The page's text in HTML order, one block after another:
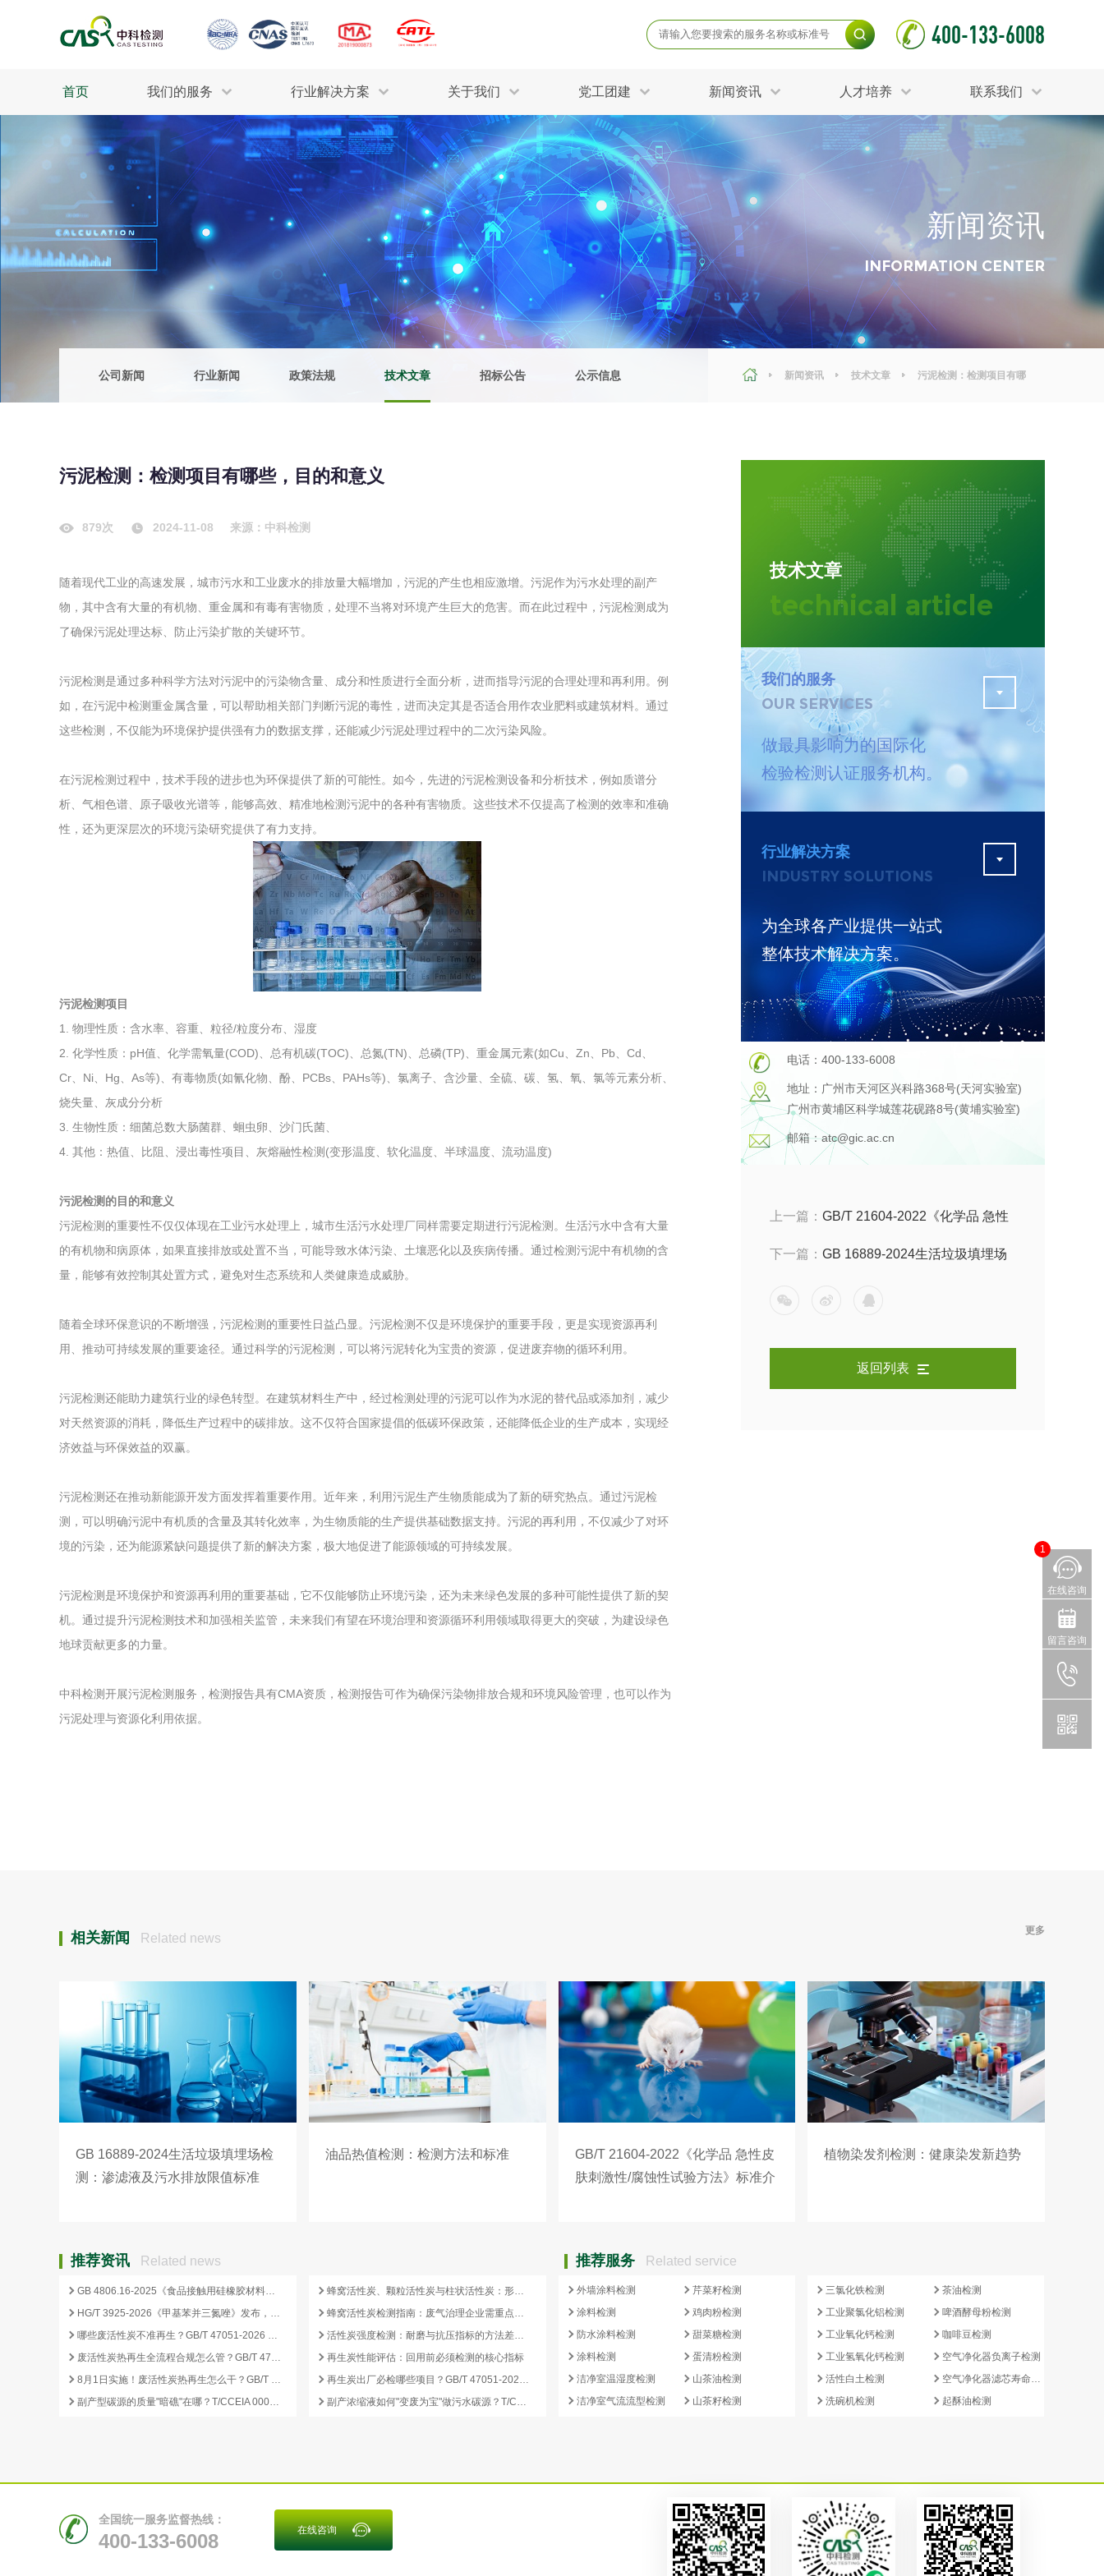
400-133-6008
首页 我们的服务 行业解决方案 关于我们 党工团建 新闻资讯 人才培养 联系我们
生态环保
工业材料
美妆消毒
石油化工
轻工产品
制药医疗
建筑材料
农副产品
专项服务
综合检测
检测服务
污水检测 三废监测 电磁辐射检测 声环境与振动检测
废气检测 二噁英检测 土壤检测
评估调查
耕地质量评价 矿山资源调查 危险废物鉴别 危废鉴定
场地调查 环境风险评估 农用地土壤调查 更多
清洁生产审核 更多
测绘测量
地理信息系统 不动产测绘 轨道交通变形监测
VOCs废气治理 废气处理工程 固废处理工程
更多
在线咨询
行业解决方案
INDUSTRY SOLUTIONS
为全球各产业提供一站式
整体技术解决方案。
产品质量鉴定
固废危废鉴定
土壤场地调查
生态环境检测
消毒检测备案
空气净化检测
公共卫生检测
病毒杀灭试验
防护产品检测
成分分析化验
有毒有害检测
运动场地检测
涉水产品检测
放射卫生检测
食品安全检测
洁净度检测
化妆品检测
水资源检测
毒理检测
光伏检测
新闻资讯
INFORMATION CENTER
公司新闻 行业新闻 政策法规 技术文章 招标公告 公示信息 新闻资讯 技术文章 污泥检测：检测项目有哪
污泥检测：检测项目有哪些，目的和意义
879次 2024-11-08 来源：中科检测
随着现代工业的高速发展，城市污水和工业废水的排放量大幅增加，污泥的产生也相应激增。污泥作为污水处理的副产
物，其中含有大量的有机物、重金属和有毒有害物质，处理不当将对环境产生巨大的危害。而在此过程中，污泥检测成为
了确保污泥处理达标、防止污染扩散的关键环节。
污泥检测是通过多种科学方法对污泥中的污染物含量、成分和性质进行全面分析，进而指导污泥的合理处理和再利用。例
如，在污泥中检测重金属含量，可以帮助相关部门判断污泥的毒性，进而决定其是否适合用作农业肥料或建筑材料。通过
这些检测，不仅能为环境保护提供强有力的数据支撑，还能减少污泥处理过程中的二次污染风险。
在污泥检测过程中，技术手段的进步也为环保提供了新的可能性。如今，先进的污泥检测设备和分析技术，例如质谱分
析、气相色谱、原子吸收光谱等，能够高效、精准地检测污泥中的各种有害物质。这些技术不仅提高了检测的效率和准确
性，还为更深层次的环境污染研究提供了有力支持。
污泥检测项目
1. 物理性质：含水率、容重、粒径/粒度分布、湿度
2. 化学性质：pH值、化学需氧量(COD)、总有机碳(TOC)、总氮(TN)、总磷(TP)、重金属元素(如Cu、Zn、Pb、Cd、
Cr、Ni、Hg、As等)、有毒物质(如氰化物、酚、PCBs、PAHs等)、氯离子、含沙量、全硫、碳、氢、氧、氯等元素分析、
烧失量、灰成分分析
3. 生物性质：细菌总数大肠菌群、蛔虫卵、沙门氏菌、
4. 其他：热值、比阻、浸出毒性项目、灰熔融性检测(变形温度、软化温度、半球温度、流动温度)
污泥检测的目的和意义
污泥检测的重要性不仅仅体现在工业污水处理上，城市生活污水处理厂同样需要定期进行污泥检测。生活污水中含有大量
的有机物和病原体，如果直接排放或处置不当，可能导致水体污染、土壤恶化以及疾病传播。通过检测污泥中有机物的含
量，能够有效控制其处置方式，避免对生态系统和人类健康造成威胁。
随着全球环保意识的不断增强，污泥检测的重要性日益凸显。污泥检测不仅是环境保护的重要手段，更是实现资源再利
用、推动可持续发展的重要途径。通过科学的污泥检测，可以将污泥转化为宝贵的资源，促进废弃物的循环利用。
污泥检测还能助力建筑行业的绿色转型。在建筑材料生产中，经过检测处理的污泥可以作为水泥的替代品或添加剂，减少
对天然资源的消耗，降低生产过程中的碳排放。这不仅符合国家提倡的低碳环保政策，还能降低企业的生产成本，实现经
济效益与环保效益的双赢。
污泥检测还在推动新能源开发方面发挥着重要作用。近年来，利用污泥生产生物质能成为了新的研究热点。通过污泥检
测，可以明确污泥中有机质的含量及其转化效率，为生物质能的生产提供基础数据支持。污泥的再利用，不仅减少了对环
境的污染，还为能源紧缺问题提供了新的解决方案，极大地促进了能源领域的可持续发展。
污泥检测是环境保护和资源再利用的重要基础，它不仅能够防止环境污染，还为未来绿色发展的多种可能性提供了新的契
机。通过提升污泥检测技术和加强相关监管，未来我们有望在环境治理和资源循环利用领域取得更大的突破，为建设绿色
地球贡献更多的力量。
中科检测开展污泥检测服务，检测报告具有CMA资质，检测报告可作为确保污染物排放合规和环境风险管理，也可以作为
污泥处理与资源化利用依据。
技术文章
technical article
我们的服务
OUR SERVICES
做最具影响力的国际化
检验检测认证服务机构。
行业解决方案
INDUSTRY SOLUTIONS
为全球各产业提供一站式
整体技术解决方案。
电话：400-133-6008
地址：广州市天河区兴科路368号(天河实验室)
广州市黄埔区科学城莲花砚路8号(黄埔实验室)
邮箱：atc@gic.ac.cn
上一篇： GB/T 21604-2022《化学品 急性
皮肤刺激性/腐蚀性试验方法》标准介绍
下一篇： GB 16889-2024生活垃圾填埋场
检测：渗滤液及污水排放限值标准
返回列表
相关新闻 Related news
更多
GB 16889-2024生活垃圾填埋场检
测：渗滤液及污水排放限值标准
油品热值检测：检测方法和标准
GB/T 21604-2022《化学品 急性皮
肤刺激性/腐蚀性试验方法》标准介
植物染发剂检测：健康染发新趋势
推荐资讯 Related news 推荐服务 Related service
GB 4806.16-2025《食品接触用硅橡胶材料及制品》标准解析
HG/T 3925-2026《甲基苯并三氮唑》发布，2026 年 12 月 1 日起实施
哪些废活性炭不准再生？GB/T 47051-2026 划定的禁止再生红线
废活性炭热再生全流程合规怎么管？GB/T 47051-2026 从分类到出厂检测
8月1日实施！废活性炭热再生怎么干？GB/T 47051-2026 八步程序这样落地
副产型碳源的质量"暗礁"在哪？T/CCEIA 0006-2026 重金属与 COD 合规红线
蜂窝活性炭、颗粒活性炭与柱状活性炭：形态差异与检测重点对照
蜂窝活性炭检测指南：废气治理企业需重点关注的5项核心指标
活性炭强度检测：耐磨与抗压指标的方法差异及验收意义
再生炭性能评估：回用前必须检测的核心指标
再生炭出厂必检哪些项目？GB/T 47051-2026 再生活性炭检测清单这样列
副产浓缩液如何"变废为宝"做污水碳源？T/CCEIA 0006-2026 核心解读
外墙涂料检测
涂料检测
防水涂料检测
涂料检测
洁净室温湿度检测
洁净室气流流型检测
芹菜籽检测
鸡肉粉检测
甜菜糖检测
蛋清粉检测
山茶油检测
山茶籽检测
三氯化铁检测
工业聚氯化铝检测
工业氧化钙检测
工业氢氧化钙检测
活性白土检测
洗碗机检测
茶油检测
啤酒酵母粉检测
咖啡豆检测
空气净化器负离子检测
空气净化器滤芯寿命检测
起酥油检测
全国统一服务监督热线：
400-133-6008 在线咨询
在线咨询
1
留言咨询